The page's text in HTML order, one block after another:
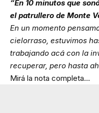
“En 10 minutos que
el patrullero de Monte
En un momento
cielorraso, estuvimos
trabajando acá con la
recuperar, pero hasta
Mirá la nota completa…